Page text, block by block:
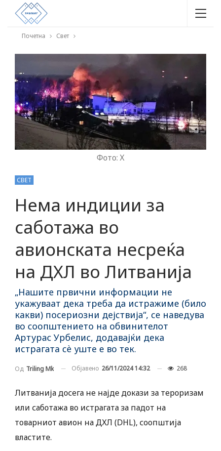
Почетна Свет
Фото: Х
СВЕТ
Нема индиции за
саботажа во
авионската несреќа
на ДХЛ во Литванија
„Нашите првични информации не
укажуваат дека треба да истражиме (било
какви) посериозни дејствија“, се наведува
во соопштението на обвинителот
Артурас Урбелис, додавајќи дека
истрагата сѐ уште е во тек.
Од Triling Mk Објавено 26/11/2024 14:32 268
Литванија досега не најде докази за тероризам
или саботажа во истрагата за падот на
товарниот авион на ДХЛ (DHL), соопштија
властите.